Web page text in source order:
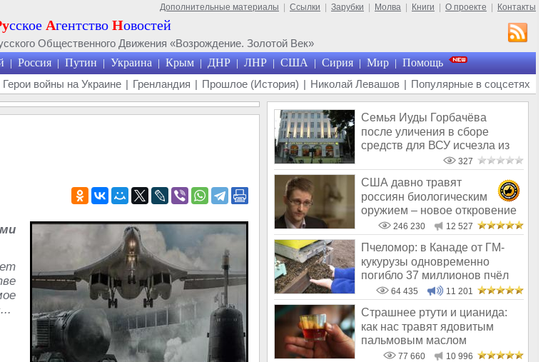
Дополнительные материалы Ссылки Зарубки Молва Книги О проекте Контакты
сское Агентство Новостей
Общественного Движения «Возрождение. Золотой Век»
| Россия | Путин | Украина | Крым | ДНР | ЛНР | США | Сирия | Мир | Помощь
Герои войны на Украине | Гренландия | Прошлое (История) | Николай Левашов | Популярные в соцсетях
Семья Иуды Горбачёва
после уличения в сборе
средств для ВСУ исчезла из
327
США давно травят
россиян биологическим
оружием – новое откровение
Эдварда Сноудена
246 230 12 527
Пчеломор: в Канаде от ГМ-
кукурузы одновременно
погибло 37 миллионов пчёл
64 435 11 201
Страшнее ртути и цианида:
как нас травят ядовитым
пальмовым маслом
77 660 10 996